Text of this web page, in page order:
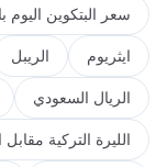
سعر البتكوين اليوم
ايثريوم الريبل
الريال السعودي
الليرة التركية مقابل